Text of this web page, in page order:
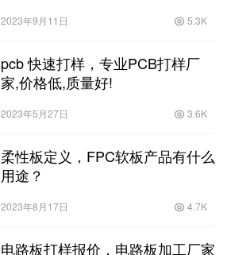
2023年9月11日 5.3K
pcb 快速打样，专业PCB打样厂
家,价格低,质量好!
2023年5月27日 3.6K
柔性板定义，FPC软板产品有什么
用途？
2023年8月17日 4.7K
电路板打样报价，电路板加工厂家